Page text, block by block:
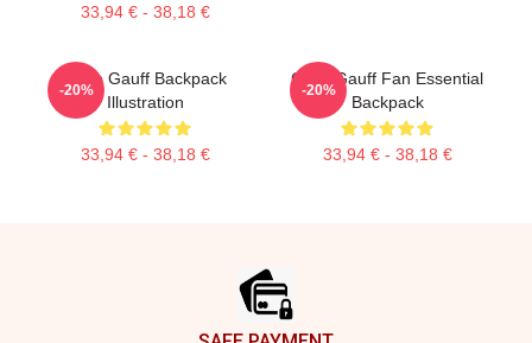
33,94 € - 38,18 €
Coco Gauff Backpack
Illustration
33,94 € - 38,18 €
-20%
Coco Gauff Fan Essential
Backpack
33,94 € - 38,18 €
-20%